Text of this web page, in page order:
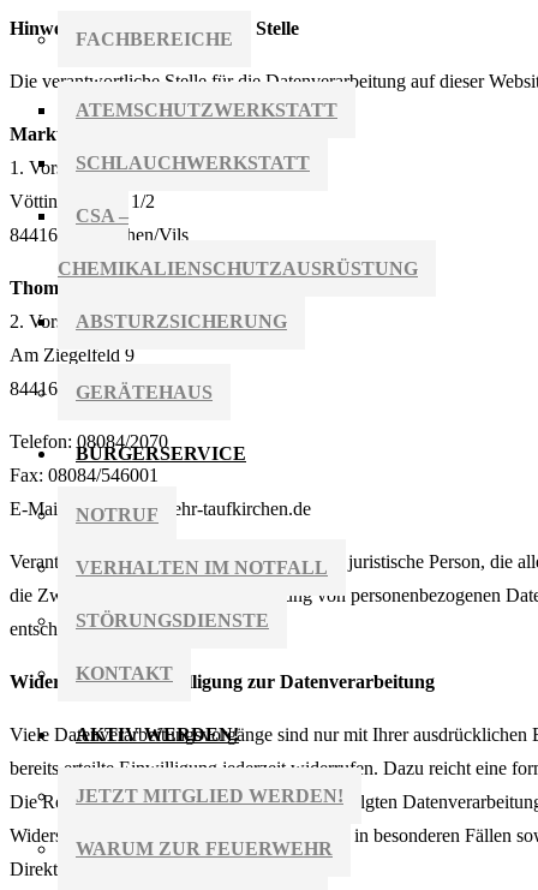
FACHBEREICHE
ATEMSCHUTZWERKSTATT
SCHLAUCHWERKSTATT
CSA –
CHEMIKALIENSCHUTZAUSRÜSTUNG
ABSTURZSICHERUNG
GERÄTEHAUS
BÜRGERSERVICE
NOTRUF
VERHALTEN IM NOTFALL
STÖRUNGSDIENSTE
KONTAKT
AKTIV WERDEN!
JETZT MITGLIED WERDEN!
WARUM ZUR FEUERWEHR
Hinweis zur verantwortlichen Stelle
Die verantwortliche Stelle für die Datenverarbeitung auf dieser
Markus Pentek
1. Vorstand
Vöttinger Str. 8 1/2
84416 Taufkirchen/Vils
Thomas Pentek
2. Vorstand
Am Ziegelfeld 9
84416 Taufkirchen/Vils
Telefon: 08084/2070
Fax: 08084/546001
E-Mail: info@feuerwehr-taufkirchen.de
Verantwortliche Stelle ist die natürliche oder juristische Person, die
die Zwecke und Mittel der Verarbeitung von personenbezogenen
entscheidet.
Widerruf Ihrer Einwilligung zur Datenverarbeitung
Viele Datenverarbeitungsvorgänge sind nur mit Ihrer
bereits erteilte Einwilligung jederzeit widerrufen. Dazu reicht eine
Die Rechtmäßigkeit der bis zum Widerruf erfolgten
Widerspruchsrecht gegen die Datenerhebung in besonderen Fällen
Direktwerbung (Art. 21 DSGVO)